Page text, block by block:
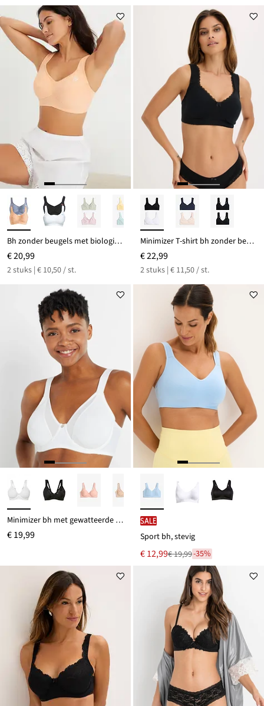
Bh zonder beugels met biologisch katoen (set van 2)
€ 20,99
2 stuks | € 10,50 / st.
Minimizer T-shirt bh zonder beugels met biologisch katoen (set van 2)
€ 22,99
2 stuks | € 11,50 / st.
Minimizer bh met gewatteerde bandjes
€ 19,99
SALE
Sport bh, stevig
Nu
voor
€ 12,99
Van € 19,99-35%